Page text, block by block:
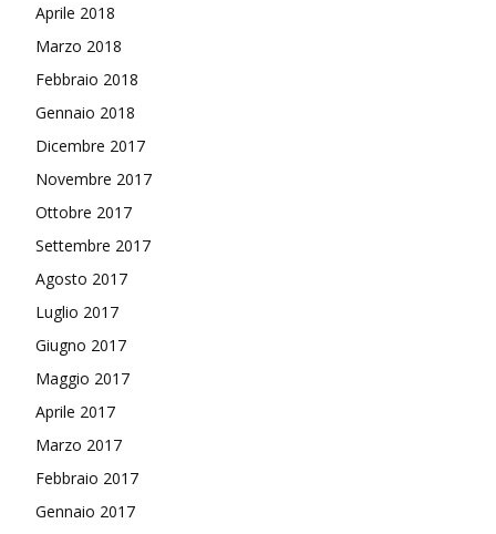
Aprile 2018
Marzo 2018
Febbraio 2018
Gennaio 2018
Dicembre 2017
Novembre 2017
Ottobre 2017
Settembre 2017
Agosto 2017
Luglio 2017
Giugno 2017
Maggio 2017
Aprile 2017
Marzo 2017
Febbraio 2017
Gennaio 2017